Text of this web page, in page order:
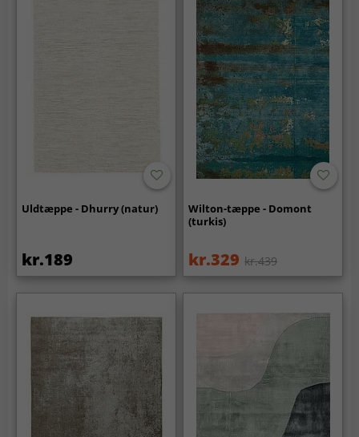
Uldtæppe - Dhurry (natur)
kr.189
Wilton-tæppe - Domont
(turkis)
kr.329 kr.439